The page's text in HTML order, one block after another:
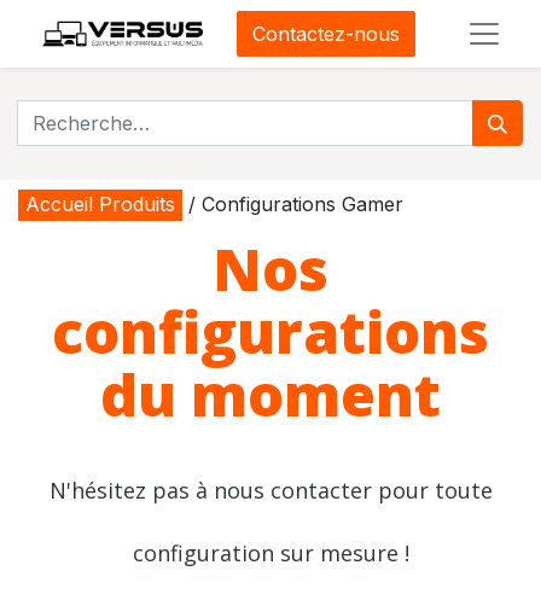
Contactez-nous
Accueil Produits / Configurations Gamer
Nos
configurations
du moment
N'hésitez pas à nous contacter pour toute
configuration sur mesure !